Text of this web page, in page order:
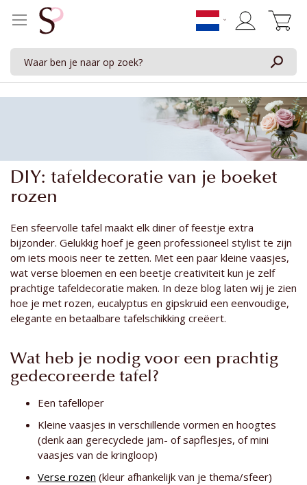
DIY: tafeldecoratie van je boeket
rozen
Een sfeervolle tafel maakt elk diner of feestje extra
bijzonder. Gelukkig hoef je geen professioneel stylist te zijn
om iets moois neer te zetten. Met een paar kleine vaasjes,
wat verse bloemen en een beetje creativiteit kun je zelf
prachtige tafeldecoratie maken. In deze blog laten wij je zien
hoe je met rozen, eucalyptus en gipskruid een eenvoudige,
elegante en betaalbare tafelschikking creëert.
Wat heb je nodig voor een prachtig
gedecoreerde tafel?
Een tafelloper
Kleine vaasjes in verschillende vormen en hoogtes
(denk aan gerecyclede jam- of sapflesjes, of mini
vaasjes van de kringloop)
Verse rozen (kleur afhankelijk van je thema/sfeer)